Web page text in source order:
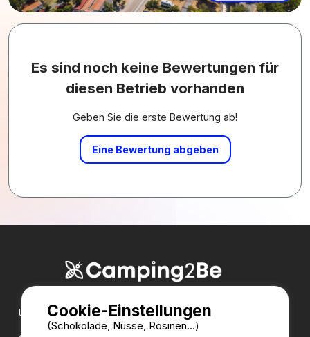
Es sind noch keine Bewertungen für
diesen Betrieb vorhanden
Geben Sie die erste Bewertung ab!
Eine Bewertung abgeben
Unsere Partner:
Cookie-Einstellungen
(Schokolade, Nüsse, Rosinen...)